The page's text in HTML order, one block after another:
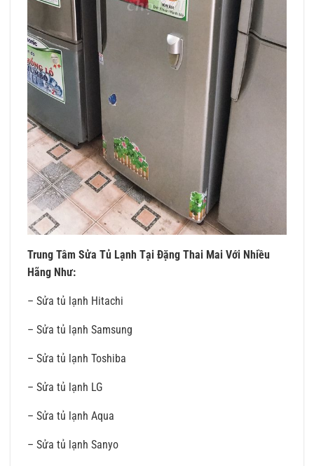
Trung Tâm Sửa Tủ Lạnh Tại Đặng Thai Mai Với Nhiều
Hãng Như:
– Sửa tủ lạnh Hitachi
– Sửa tủ lạnh Samsung
– Sửa tủ lạnh Toshiba
– Sửa tủ lạnh LG
– Sửa tủ lạnh Aqua
– Sửa tủ lạnh Sanyo